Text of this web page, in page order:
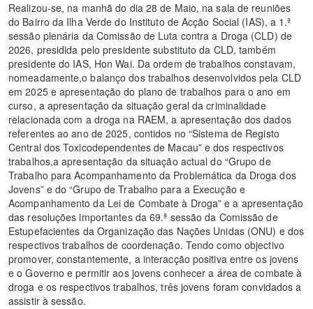
Realizou-se, na manhã do dia 28 de Maio, na sala de reuniões
do Bairro da Ilha Verde do Instituto de Acção Social (IAS), a 1.ª
sessão plenária da Comissão de Luta contra a Droga (CLD) de
2026, presidida pelo presidente substituto da CLD, também
presidente do IAS, Hon Wai. Da ordem de trabalhos constavam,
nomeadamente,o balanço dos trabalhos desenvolvidos pela CLD
em 2025 e apresentação do plano de trabalhos para o ano em
curso, a apresentação da situação geral da criminalidade
relacionada com a droga na RAEM, a apresentação dos dados
referentes ao ano de 2025, contidos no “Sistema de Registo
Central dos Toxicodependentes de Macau” e dos respectivos
trabalhos,a apresentação da situação actual do “Grupo de
Trabalho para Acompanhamento da Problemática da Droga dos
Jovens” e do “Grupo de Trabalho para a Execução e
Acompanhamento da Lei de Combate à Droga” e a apresentação
das resoluções importantes da 69.ª sessão da Comissão de
Estupefacientes da Organização das Nações Unidas (ONU) e dos
respectivos trabalhos de coordenação. Tendo como objectivo
promover, constantemente, a interacção positiva entre os jovens
e o Governo e permitir aos jovens conhecer a área de combate à
droga e os respectivos trabalhos, três jovens foram convidados a
assistir à sessão.